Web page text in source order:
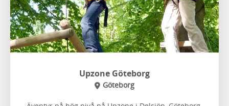
Upzone Göteborg
Göteborg